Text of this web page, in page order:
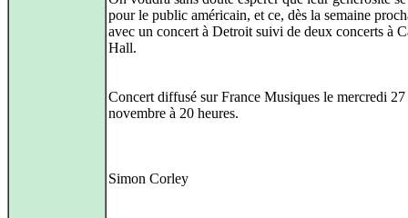
pour le public américain, et ce, dès la semaine
avec un concert à Detroit suivi de deux concerts à
Hall.
Concert diffusé sur France Musiques le mercredi 27
novembre à 20 heures.
Simon Corley